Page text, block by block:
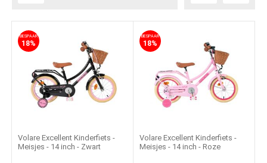
BESPAAR
18%
Volare Excellent Kinderfiets -
Meisjes - 14 inch - Zwart
BESPAAR
18%
Volare Excellent Kinderfiets -
Meisjes - 14 inch - Roze